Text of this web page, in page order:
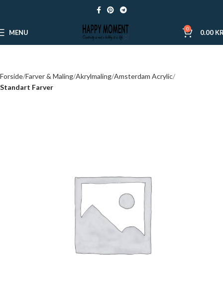
MENU 0 0.00
Forside Farver & Maling Akrylmaling Amsterdam Acrylic
Standart Farver